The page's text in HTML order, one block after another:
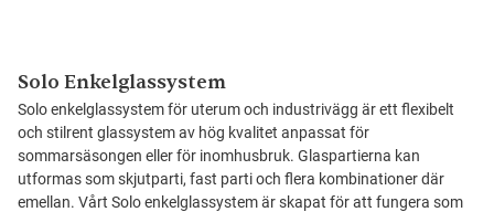
Solo Enkelglassystem
Solo enkelglassystem för uterum och industrivägg är ett flexibelt
och stilrent glassystem av hög kvalitet anpassat för
sommarsäsongen eller för inomhusbruk. Glaspartierna kan
utformas som skjutparti, fast parti och flera kombinationer där
emellan. Vårt Solo enkelglassystem är skapat för att fungera som